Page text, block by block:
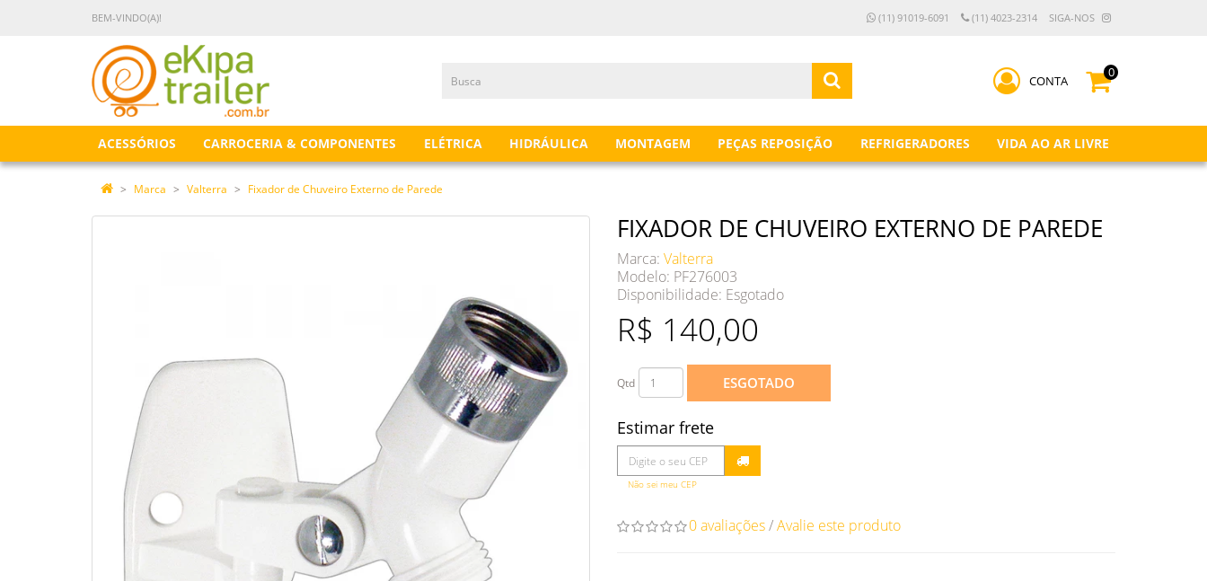
BEM-VINDO(A)! (11) 91019-6091 (11) 4023-2314 SIGA-NOS
CONTA
0
ACESSÓRIOS CARROCERIA & COMPONENTES ELÉTRICA HIDRÁULICA MONTAGEM PEÇAS REPOSIÇÃO REFRIGERADORES VIDA AO AR LIVRE
Marca Valterra Fixador de Chuveiro Externo de Parede
FIXADOR DE CHUVEIRO EXTERNO DE PAREDE
Marca: Valterra
Modelo: PF276003
Disponibilidade: Esgotado
R$ 140,00
Qtd ESGOTADO
Estimar frete
Não sei meu CEP
0 avaliações/Avalie este produto